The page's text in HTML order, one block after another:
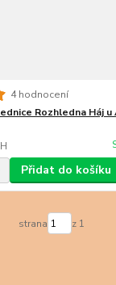
4 hodnocení
Rozhledna Háj u
Přidat do košíku
strana z 1